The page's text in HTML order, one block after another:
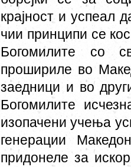
крајност и успеал
чии принципи се
Богомилите со
прошириле во
заедници и во
Богомилите
изопачени учења
генерации
придонеле за